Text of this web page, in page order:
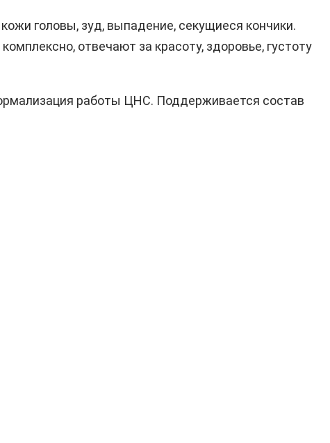
головы, зуд, выпадение, секущиеся кончики.
отвечают за красоту, здоровье, густоту
работы ЦНС. Поддерживается состав